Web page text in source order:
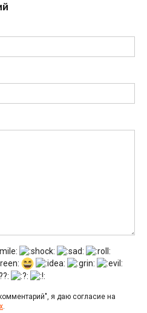
я даю согласие на
.